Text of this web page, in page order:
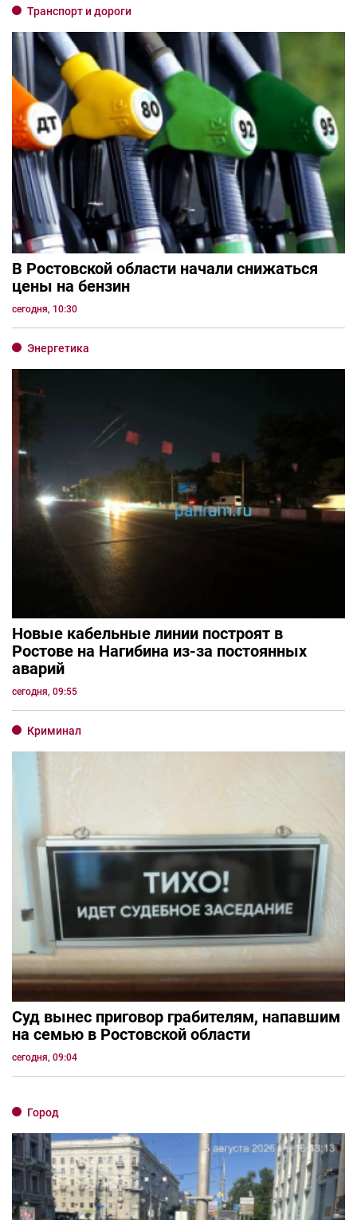
Транспорт и дороги
В Ростовской области начали снижаться
цены на бензин
сегодня, 10:30
Энергетика
Новые кабельные линии построят в
Ростове на Нагибина из-за постоянных
аварий
сегодня, 09:55
Криминал
Суд вынес приговор грабителям, напавшим
на семью в Ростовской области
сегодня, 09:04
Город